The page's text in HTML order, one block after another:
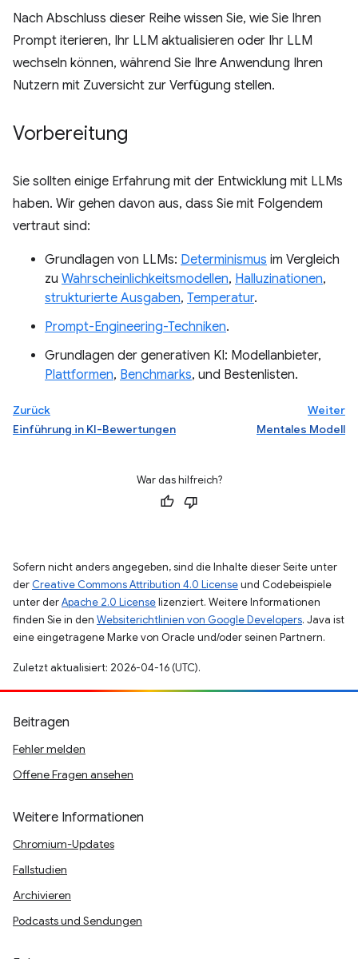
Nach Abschluss dieser Reihe wissen Sie, wie Sie Ihren
Prompt iterieren, Ihr LLM aktualisieren oder Ihr LLM
wechseln können, während Sie Ihre Anwendung Ihren
Nutzern mit Zuversicht zur Verfügung stellen.
Vorbereitung
Sie sollten einige Erfahrung mit der Entwicklung mit LLMs
haben. Wir gehen davon aus, dass Sie mit Folgendem
vertraut sind:
Grundlagen von LLMs: Determinismus im Vergleich
zu Wahrscheinlichkeitsmodellen, Halluzinationen,
strukturierte Ausgaben, Temperatur.
Prompt-Engineering-Techniken.
Grundlagen der generativen KI: Modellanbieter,
Plattformen, Benchmarks, und Bestenlisten.
Zurück
Einführung in KI-Bewertungen
Weiter
Mentales Modell
War das hilfreich?
Sofern nicht anders angegeben, sind die Inhalte dieser Seite unter
der Creative Commons Attribution 4.0 Licenseund Codebeispiele
unter derApache 2.0 Licenselizenziert. Weitere Informationen
finden Sie in den Websiterichtlinien von Google Developers. Java ist
eine eingetragene Marke von Oracle und/oder seinen Partnern.
Zuletzt aktualisiert: 2026-04-16 (UTC).
Beitragen
Fehler melden
Offene Fragen ansehen
Weitere Informationen
Chromium-Updates
Fallstudien
Archivieren
Podcasts und Sendungen